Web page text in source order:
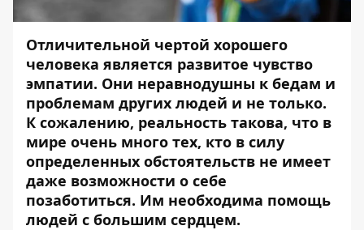
Отличительной чертой хорошего
человека является развитое чувство
эмпатии. Они неравнодушны к бедам и
проблемам других людей и не только.
К сожалению, реальность такова, что в
мире очень много тех, кто в силу
определенных обстоятельств не имеет
даже возможности о себе
позаботиться. Им необходима помощь
людей с большим сердцем.